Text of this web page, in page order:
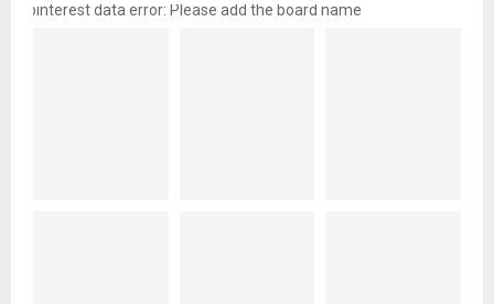
pinterest data error: Please add the board name